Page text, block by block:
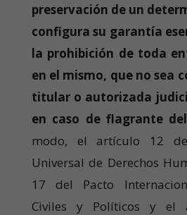
preservación de un
configura su garantía
la prohibición de toda
en el mismo, que no sea
titular o autorizada
en caso de flagrante
modo, el artículo 12
Universal de Derechos
17 del Pacto
Civiles y Políticos y el